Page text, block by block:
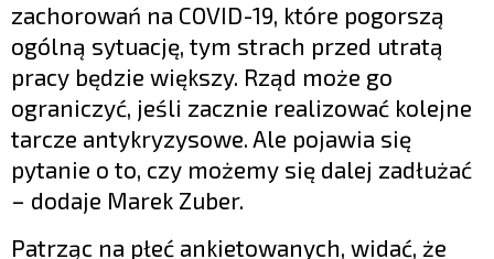
zachorowań na COVID-19, które pogorszą
ogólną sytuację, tym strach przed utratą
pracy będzie większy. Rząd może go
ograniczyć, jeśli zacznie realizować kolejne
tarcze antykryzysowe. Ale pojawia się
pytanie o to, czy możemy się dalej zadłużać
– dodaje Marek Zuber.
Patrząc na płeć ankietowanych, widać, że